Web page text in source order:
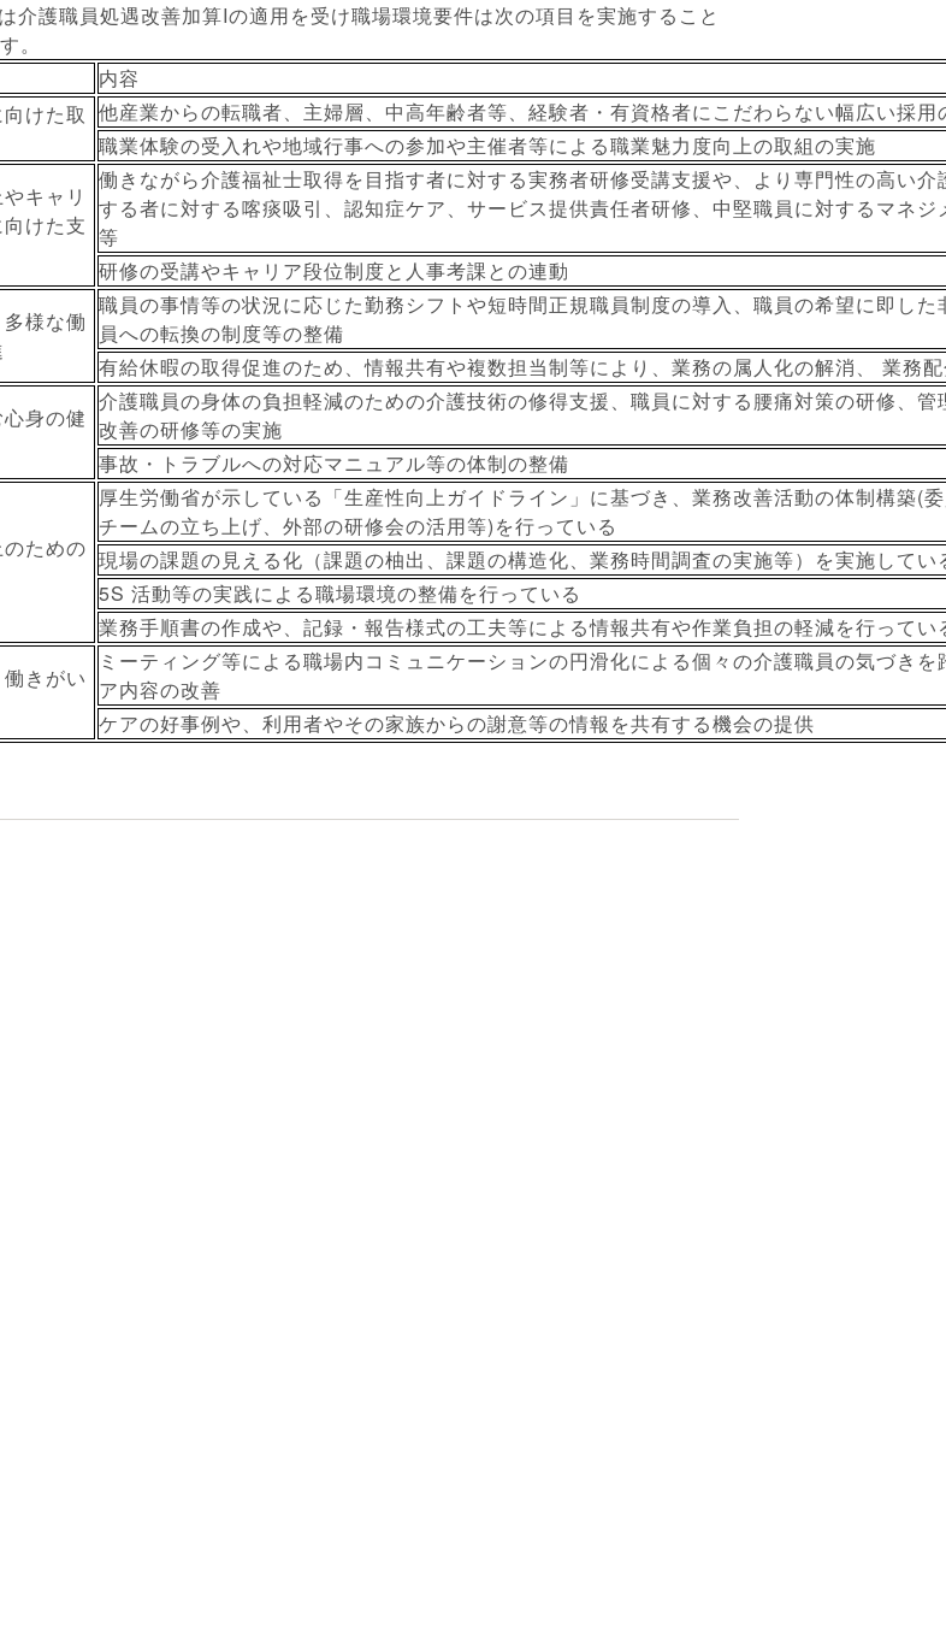
介護職員処遇改善加算Iの適用を受け職場環境要件は次の項目を実施すること
。
内容
けた取 他産業からの転職者、主婦層、中高年齢者等、経験者・有資格者にこだわらない幅広い採用
職業体験の受入れや地域行事への参加や主催者等による職業魅力度向上の取組の実施
キャリ
けた支
働きながら介護福祉士取得を目指す者に対する実務者研修受講支援や、より専門性の高い
する者に対する喀痰吸引、認知症ケア、サービス提供責任者研修、中堅職員に対するマネ
等
研修の受講やキャリア段位制度と人事考課との連動
様な働
職員の事情等の状況に応じた勤務シフトや短時間正規職員制度の導入、職員の希望に即し
員への転換の制度等の整備
有給休暇の取得促進のため、情報共有や複数担当制等により、業務の属人化の解消、 業務
身の健
介護職員の身体の負担軽減のための介護技術の修得支援、職員に対する腰痛対策の研修、
改善の研修等の実施
事故・トラブルへの対応マニュアル等の体制の整備
ための
厚生労働省が示している「生産性向上ガイドライン」に基づき、業務改善活動の体制構築(
チームの立ち上げ、外部の研修会の活用等)を行っている
現場の課題の見える化（課題の柚出、課題の構造化、業務時間調査の実施等）を実施してい
5S 活動等の実践による職場環境の整備を行っている
業務手順書の作成や、記録・報告様式の工夫等による情報共有や作業負担の軽減を行ってい
きがい
ミーティング等による職場内コミュニケーションの円滑化による個々の介護職員の気づき
ア内容の改善
ケアの好事例や、利用者やその家族からの謝意等の情報を共有する機会の提供